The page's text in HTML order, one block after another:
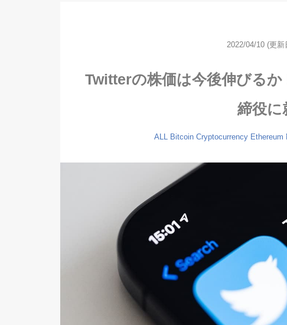
2022/04/10 (更新
Twitterの株価は今後伸びる
締役に
ALL Bitcoin Cryptocurrency Ethereum